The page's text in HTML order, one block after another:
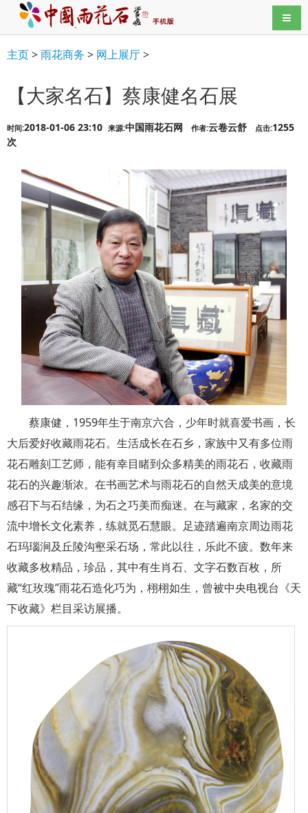
导航
主页>雨花商务 > 网上展厅>
【大家名石】蔡康健名石展
时间:2018-01-06 23:10 来源:中国雨花石网 作者:云卷云舒 点击:1255
次
蔡康健，1959年生于南京六合，少年时就喜爱书画，长
大后爱好收藏雨花石。生活成长在石乡，家族中又有多位雨
花石雕刻工艺师，能有幸目睹到众多精美的雨花石，收藏雨
花石的兴趣渐浓。在书画艺术与雨花石的自然天成美的意境
感召下与石结缘，为石之巧美而痴迷。在与藏家，名家的交
流中增长文化素养，练就觅石慧眼。足迹踏遍南京周边雨花
石玛瑙涧及丘陵沟壑采石场，常此以往，乐此不疲。数年来
收藏多枚精品，珍品，其中有生肖石、文字石数百枚，所
藏“红玫瑰”雨花石造化巧为，栩栩如生，曾被中央电视台《天
下收藏》栏目采访展播。